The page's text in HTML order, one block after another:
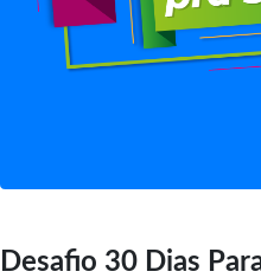
Desafio 30 Dias